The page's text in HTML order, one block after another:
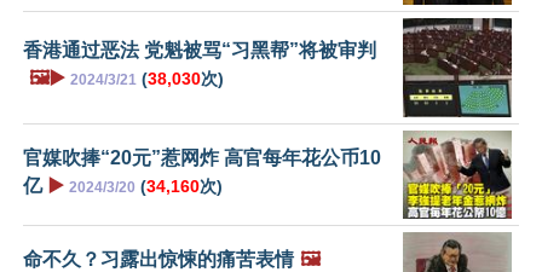
香港通过恶法 党魁被骂“习黑帮”将被审判
🖼️▶️ 2024/3/21 (38,030次)
官媒吹捧“20元”惹网炸 高官每年花公币10
亿 ▶️ 2024/3/20 (34,160次)
命不久？习露出惊悚的痛苦表情 🖼️